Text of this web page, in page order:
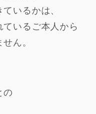
いるかは、
いるご本人から
ん。
の